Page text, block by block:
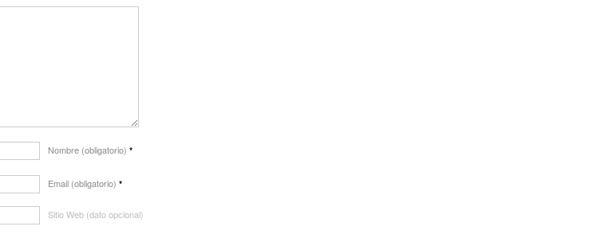
Nombre (obligatorio) *
Email (obligatorio) *
Sitio Web (dato opcional)